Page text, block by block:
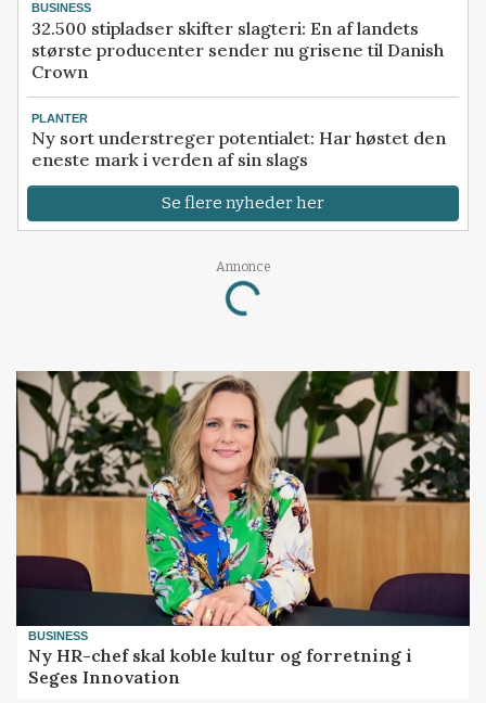
BUSINESS
32.500 stipladser skifter slagteri: En af landets
største producenter sender nu grisene til Danish
Crown
PLANTER
Ny sort understreger potentialet: Har høstet den
eneste mark i verden af sin slags
Se flere nyheder her
Annonce
Loading...
BUSINESS
Ny HR-chef skal koble kultur og forretning i
Seges Innovation